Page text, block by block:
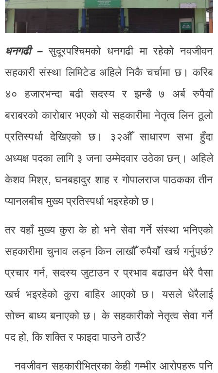
धनगढी –सुदूरपश्चिमको धनगढी मा रहेको नवजीवन
सहकारी संस्था लिमिटेड अहिले निकै चर्चामा छ। करिब
४० हजारभन्दा बढी सदस्य र झन्डै ७ अर्ब रुपैयाँ
बराबरको कारोबार भएको यो सहकारीमा नेतृत्व लिन ठूलो
प्रतिस्पर्धा देखिएको छ। ३२औँ साधारण सभा हुँदा
अध्यक्ष पदका लागि ३ जना उम्मेदवार उठेका छन्। अहिले
केशव मिश्र, घनबहादुर शाह र गोपालराज पाठकका तीन
प्यानलबीच मुख्य प्रतिस्पर्धा भइरहेको छ।
तर यहाँ मुख्य कुरा के हो भने सेवा गर्ने संस्था भनिएको
सहकारीमा चुनाव लड्न किन लाखौँ रुपैयाँ खर्च गर्नुपर्छ?
प्रचार गर्न, सदस्य जुटाउन र प्रभाव बढाउन धेरै पैसा
खर्च भइरहेको कुरा बाहिर आएको छ। यसले धेरैलाई
सोच्न बाध्य बनाएको छ। के सहकारीको नेतृत्व सेवा गर्ने
पद हो, कि शक्ति र फाइदा पाउने ठाउँ?
नवजीवन सहकारीभित्रका केही गम्भीर आरोपहरू पनि